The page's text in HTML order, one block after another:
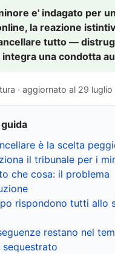
e' indagato per
la reazione
tutto —
integra una condotta
· aggiornato al 29
è la scelta
il tribunale per i
che cosa: il problema
rispondono tutti allo
restano nel